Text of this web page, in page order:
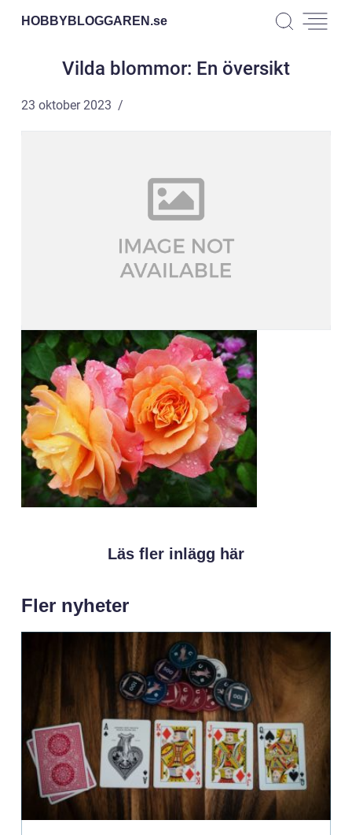
HOBBYBLOGGAREN.se
Vilda blommor: En översikt
23 oktober 2023
Läs fler inlägg här
Fler nyheter